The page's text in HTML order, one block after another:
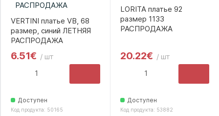
VERTINI платье VB, 68
размер, синий ЛЕТНЯЯ
РАСПРОДАЖА
6.51€ / шт
Доступен
Код продукта: 50165
LORITA платье 92
размер 1133
РАСПРОДАЖА
20.22€ / шт
Доступен
Код продукта: 53882